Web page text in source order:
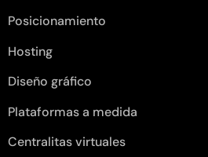
Posicionamiento
Hosting
Diseño gráfico
Plataformas a medida
Centralitas virtuales